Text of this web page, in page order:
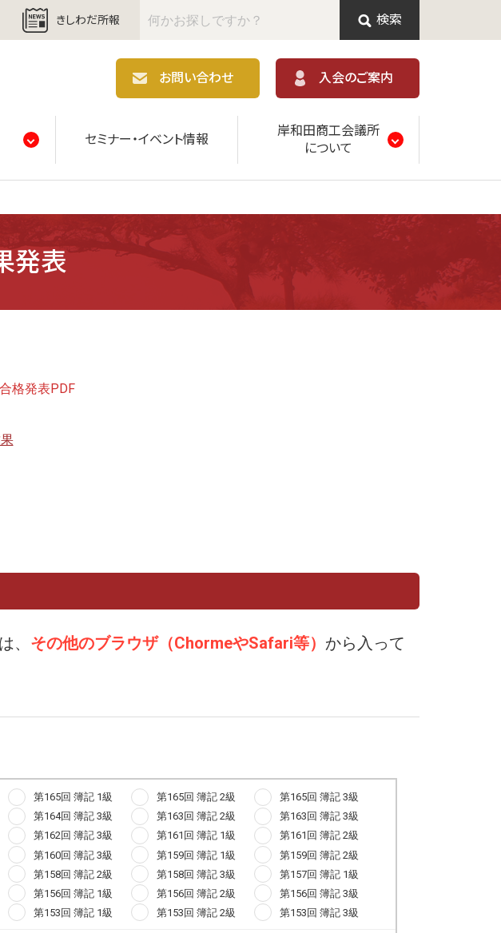
きしわだ所報 検索
お問い合わせ
入会のご案内
セミナー・イベント情報
岸和田商工会議所
について
発表
格発表PDF
、 その他のブラウザ（ChormeやSafari等） から入って
第165回 簿記 1級 第165回 簿記 2級
第165回 簿記 3級
第164回 簿記 3級 第163回 簿記 2級
第163回 簿記 3級
第162回 簿記 3級 第161回 簿記 1級
第161回 簿記 2級
第160回 簿記 3級 第159回 簿記 1級
第159回 簿記 2級
第158回 簿記 2級 第158回 簿記 3級
第157回 簿記 1級
第156回 簿記 1級 第156回 簿記 2級
第156回 簿記 3級
第153回 簿記 1級 第153回 簿記 2級 第153回 簿記 3級